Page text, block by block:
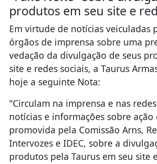
produtos em seu site e
Em virtude de notícias veiculadas
órgãos de imprensa sobre uma
vedação da divulgação de seus
site e redes sociais, a Taurus
hoje a seguinte Nota:
"Circulam na imprensa e nas
notícias e informações sobre
promovida pela Comissão Arns,
Intervozes e IDEC, sobre a
produtos pela Taurus em seu site